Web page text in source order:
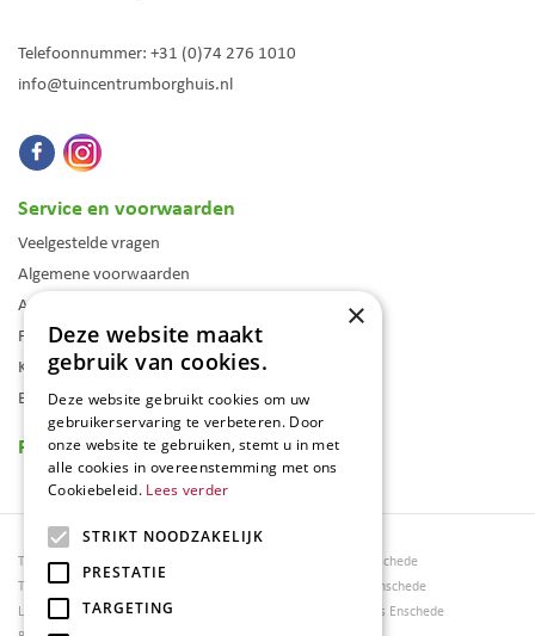
Telefoonnummer: +31 (0)74 276 1010
info@tuincentrumborghuis.nl
Service en voorwaarden
Veelgestelde vragen
Algemene voorwaarden
Assortiment
Folder
Klantenkaart
Blog
Reviews
Tuincentrum Borghuis
Tuinmeubels
Loungesets
Tuinmeubels Enschede
Tuinmeubelen Enschede
Woonaccessoires Enschede
×
Deze website maakt
gebruik van cookies.
Deze website gebruikt cookies om uw
gebruikerservaring te verbeteren. Door
onze website te gebruiken, stemt u in met
alle cookies in overeenstemming met ons
Cookiebeleid. Lees verder
STRIKT NOODZAKELIJK
PRESTATIE
TARGETING